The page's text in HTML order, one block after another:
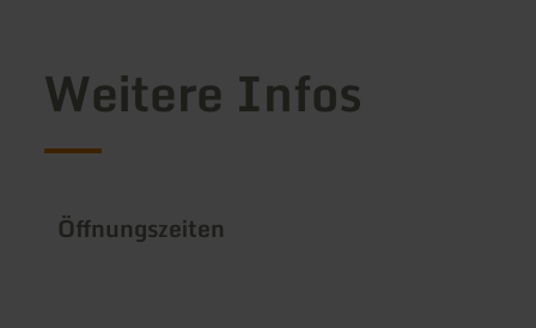
Weitere Infos
Öffnungszeiten